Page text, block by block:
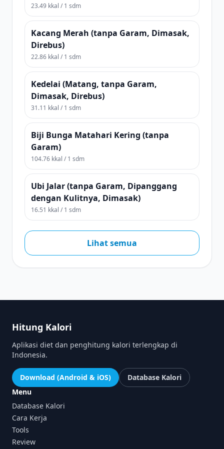
23.49 kkal / 1 sdm
Kacang Merah (tanpa Garam, Dimasak,
Direbus)
22.86 kkal / 1 sdm
Kedelai (Matang, tanpa Garam,
Dimasak, Direbus)
31.11 kkal / 1 sdm
Biji Bunga Matahari Kering (tanpa
Garam)
104.76 kkal / 1 sdm
Ubi Jalar (tanpa Garam, Dipanggang
dengan Kulitnya, Dimasak)
16.51 kkal / 1 sdm
Lihat semua
Hitung Kalori
Aplikasi diet dan penghitung kalori terlengkap di
Indonesia.
Download (Android & iOS)
Database Kalori
Menu
Database Kalori
Cara Kerja
Tools
Review